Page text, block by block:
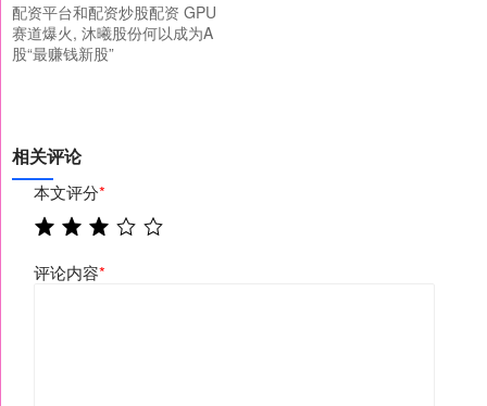
配资平台和配资炒股配资 GPU
赛道爆火, 沐曦股份何以成为A
股“最赚钱新股”
相关评论
本文评分*
评论内容*